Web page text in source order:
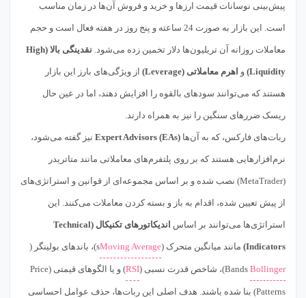
پیش‌بینی نوسانات قیمت ارزها و خرید و فروش آن‌ها در زمان مناسب
است. این بازار به صورت 24 ساعته و پنج روز در هفته فعال است و حجم
معاملات روزانه آن تریلیون‌ها دلار تخمین زده می‌شود. نقدینگی بالا (High
Liquidity) و اهرم معاملاتی (Leverage) از ویژگی‌های بارز این بازار
هستند که می‌توانند سودهای بالقوه را افزایش دهند، اما در عین حال
ریسک ضررهای سنگین را نیز به همراه دارند.
ربات‌های فارکس، که به آن‌ها Expert Advisors (EAs) نیز گفته می‌شود،
نرم‌افزارهایی هستند که بر روی پلتفرم‌های معاملاتی مانند متاتریدر
(MetaTrader) نصب شده و بر اساس مجموعه‌ای از قوانین و استراتژی‌های
از پیش تعیین شده، اقدام به باز و بسته کردن معاملات می‌کنند. این
استراتژی‌ها می‌توانند بر اساس اندیکاتورهای تکنیکال (Technical
Indicators) مانند میانگین متحرک (Moving Averages)، باندهای بولینگر (
Bollinger
RSI ) و یا الگوهای قیمتی (Price
Patterns) بنا شده باشند. هدف اصلی این ربات‌ها، حذف عوامل احساسی